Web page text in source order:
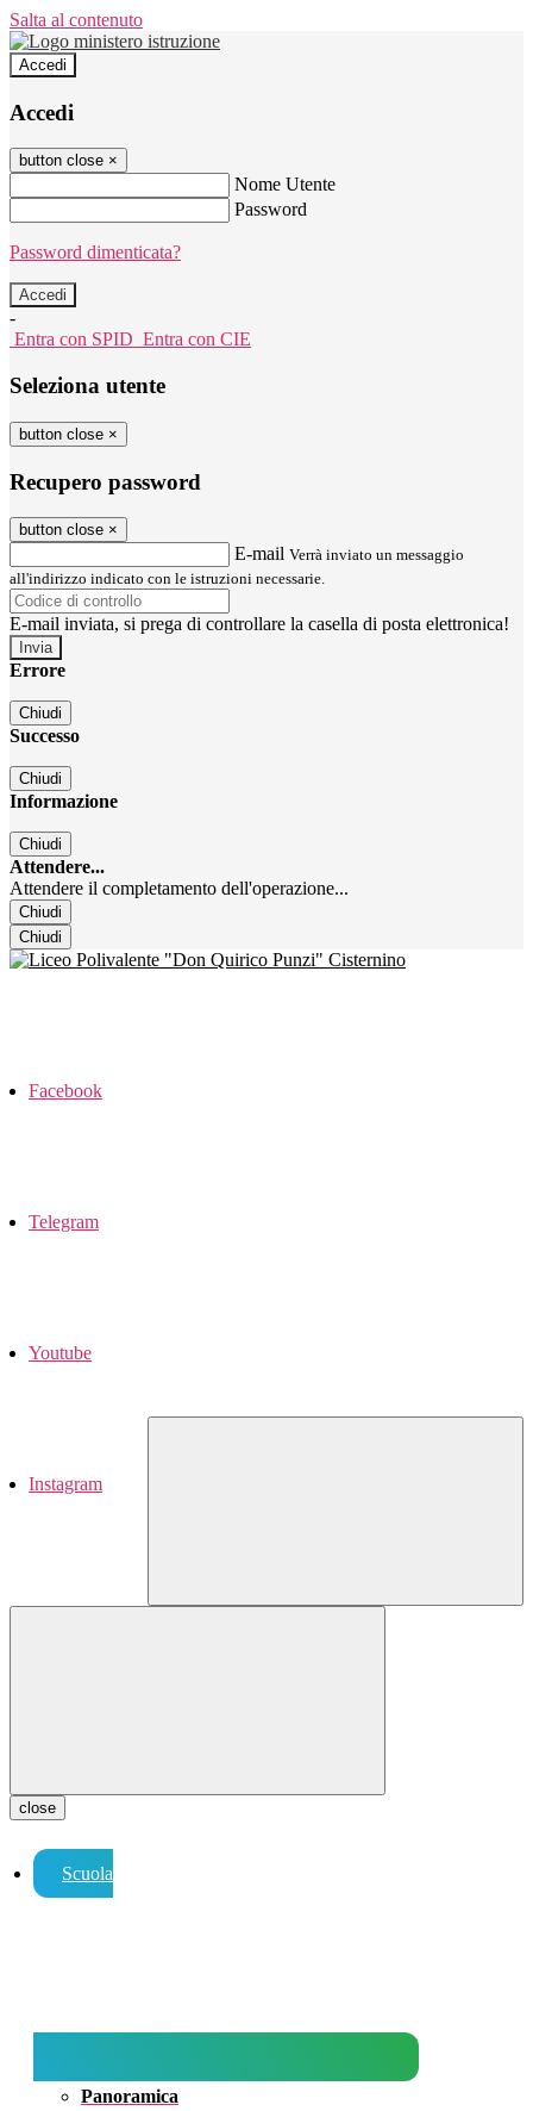
Salta al contenuto
Accedi
Accedi
button close ×
Nome Utente
Password
Password dimenticata?
-
Entra con SPID Entra con CIE
Seleziona utente
button close ×
Recupero password
button close ×
E-mail Verrà inviato un messaggio
all'indirizzo indicato con le istruzioni necessarie.
E-mail inviata, si prega di controllare la casella di posta elettronica!
Errore
Chiudi
Successo
Chiudi
Informazione
Chiudi
Attendere...
Attendere il completamento dell'operazione...
Chiudi
Chiudi
Facebook
Telegram
Youtube
Instagram
close
Scuola
Panoramica